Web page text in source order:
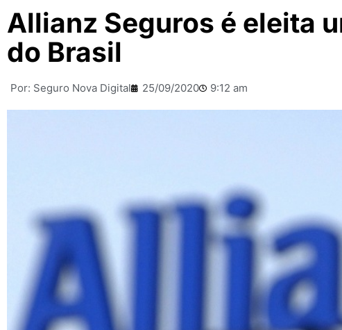
Allianz Seguros é eleita
do Brasil
Por: Seguro Nova Digital 25/09/2020 9:12 am